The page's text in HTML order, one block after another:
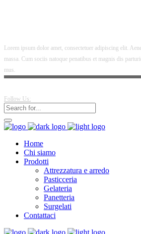
Lorem ipsum dolor amet, consectetuer adipiscing elit.
massa. Cum sociis natoque penatibus et magnis dis
mus.
Follow Us:
Home
Chi siamo
Prodotti
Attrezzatura e arredo
Pasticceria
Gelateria
Panetteria
Surgelati
Contattaci